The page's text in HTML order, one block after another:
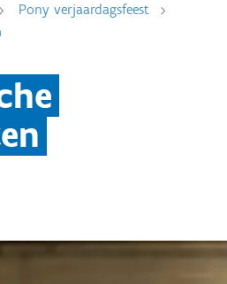
Pony verjaardagsfeest